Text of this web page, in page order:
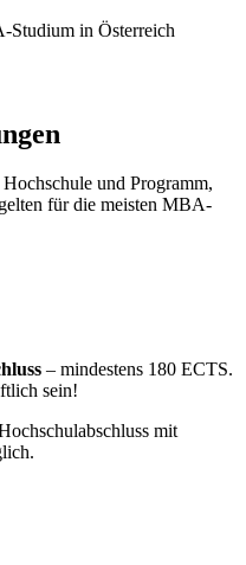
Studium in Österreich
und Programm,
gelten für die meisten MBA-
– mindestens 180 ECTS.
sein!
mit